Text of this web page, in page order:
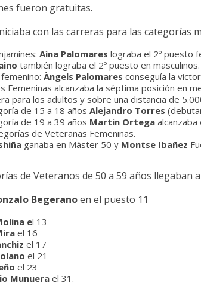
fueron gratuitas.
con las carreras para las categorías
Aìna Palomares lograba el 2º puesto
también lograba el 2º puesto en masculinos.
Àngels Palomares conseguía la
Femeninas alcanzaba la séptima posición en
para los adultos y sobre una distancia de
de 15 a 18 años Alejandro Torres
de 19 a 39 años Martin Ortega
de Veteranas Femeninas.
ganaba en Máster 50 y Montse Ibañez
de Veteranos de 50 a 59 años llegaban
Begeranoen el puesto 11
el 13
el 16
el 17
el 21
el 23
Munuera el 31.